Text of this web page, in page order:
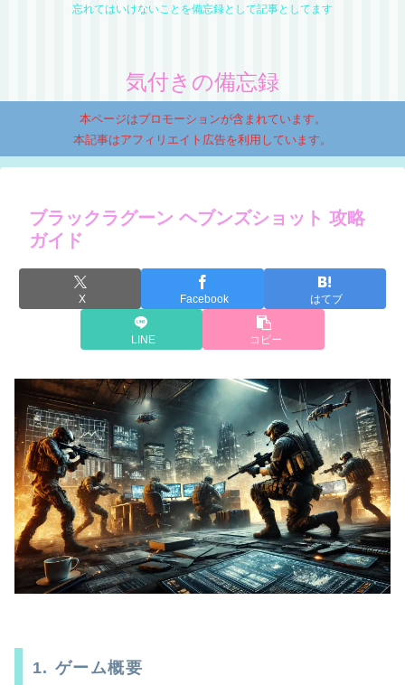
忘れてはいけないことを備忘録として記事としてます
気付きの備忘録
本ページはプロモーションが含まれています。
本記事はアフィリエイト広告を利用しています。
ブラックラグーン ヘブンズショット 攻略
ガイド
X Facebook はてブ
LINE コピー
1. ゲーム概要